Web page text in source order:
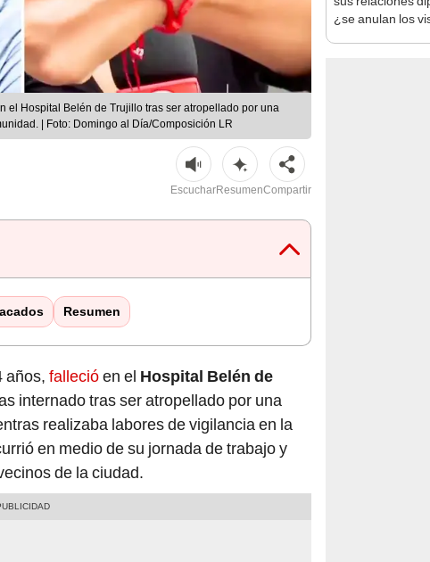
el Hospital Belén de Trujillo tras ser atropellado por una
| Foto: Domingo al Día/Composición LR
EscucharResumenCompartir
Resumen
años, fallecióen el Hospital Belén de
internado tras ser atropellado por una
realizaba labores de vigilancia en la
en medio de su jornada de trabajo y
de la ciudad.
¿se anulan los